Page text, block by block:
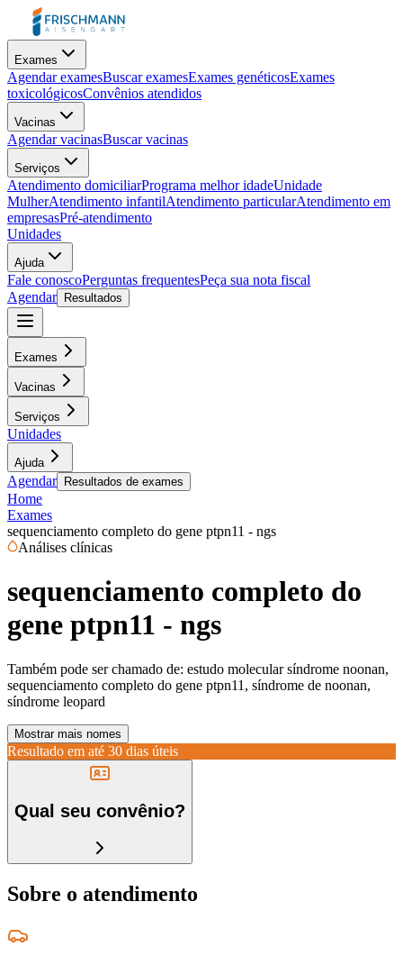
Exames
Agendar examesBuscar examesExames genéticosExames
toxicológicosConvênios atendidos
Vacinas
Agendar vacinasBuscar vacinas
Serviços
Atendimento domiciliarPrograma melhor idadeUnidade
MulherAtendimento infantilAtendimento particularAtendimento em
empresasPré-atendimento
Unidades
Ajuda
Fale conoscoPerguntas frequentesPeça sua nota fiscal
Agendar
Resultados
Exames
Vacinas
Serviços
Unidades
Ajuda
Agendar Resultados de exames
Home
Exames
sequenciamento completo do gene ptpn11 - ngs
Análises clínicas
sequenciamento completo do
gene ptpn11 - ngs
Também pode ser chamado de: estudo molecular síndrome noonan,
sequenciamento completo do gene ptpn11, síndrome de noonan,
síndrome leopard
Mostrar mais nomes
Resultado em até 30 dias úteis
Qual seu convênio?
Sobre o atendimento